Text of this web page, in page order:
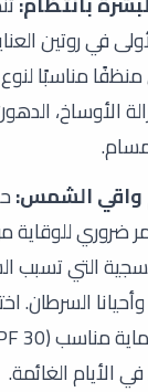
في روتين
مناسبًا
الأوساخ،
واقي الشمس:
ضروري للوقاية
التي تسبب
وأحيانا
الأيام الغائمة.